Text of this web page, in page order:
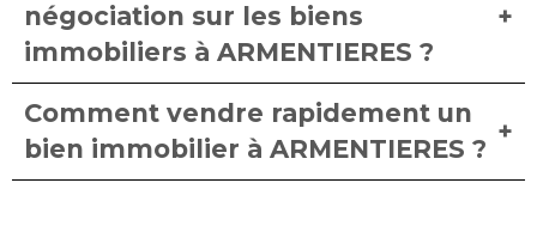
négociation sur les biens
immobiliers à ARMENTIERES ?
Comment vendre rapidement un
bien immobilier à ARMENTIERES ?